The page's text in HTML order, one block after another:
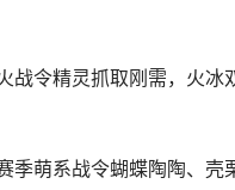
令精灵抓取刚需，火冰
萌系战令蝴蝶陶陶、壳